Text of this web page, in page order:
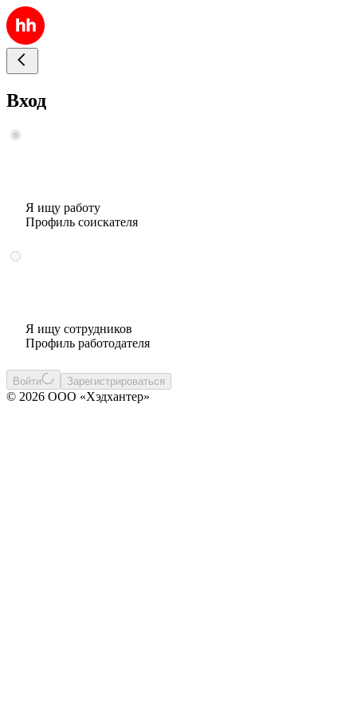
Вход
Я ищу работу
Профиль соискателя
Я ищу сотрудников
Профиль работодателя
Войти Зарегистрироваться
© 2026 ООО «Хэдхантер»